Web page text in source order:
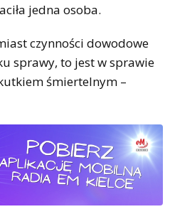
jedna osoba.
czynności dowodowe
sprawy, to jest w sprawie
śmiertelnym –